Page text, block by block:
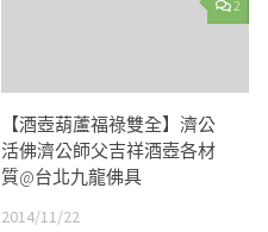
2
【酒壺葫蘆福祿雙全】濟公
活佛濟公師父吉祥酒壺各材
質@台北九龍佛具
2014/11/22